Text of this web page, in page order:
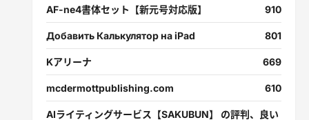
AF-ne4書体セット【新元号対応版】 910
Добавить Калькулятор на iPad 801
Kアリーナ 669
mcdermottpublishing.com 610
AIライティングサービス【SAKUBUN】 の評判、良い